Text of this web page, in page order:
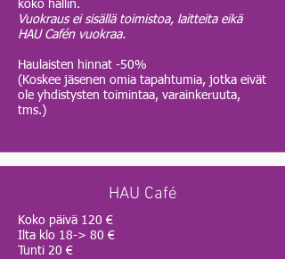
koko hallin.
Vuokraus ei sisällä toimistoa, laitteita eikä
HAU Cafén vuokraa.
Haulaisten hinnat -50%
( Koskee jäsenen omia tapahtumia, jotka eivät
ole yhdistysten toimintaa, varainkeruuta,
tms. )
HAU Café
Koko päivä 120 €
Ilta klo 18-> 80 €
Tunti 20 €